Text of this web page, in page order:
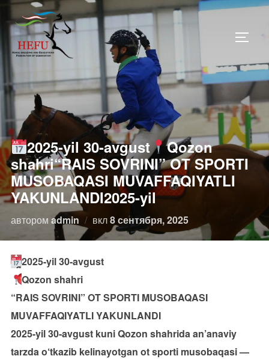
Перейти
содержимому
2025-yil 30-avgust
Qozon
shahri“RAIS SOVRINI” OT SPORTI
MUSOBAQASI MUVAFFAQIYATLI
YAKUNLANDI2025-yil
автором admin вклОпубликовано
8 сентября, 2025
2025-yil 30-avgust
Qozon shahri
“RAIS SOVRINI” OT SPORTI MUSOBAQASI
MUVAFFAQIYATLI YAKUNLANDI
2025-yil 30-avgust kuni Qozon shahrida an’anaviy
tarzda o‘tkazib kelinayotgan ot sporti musobaqasi —